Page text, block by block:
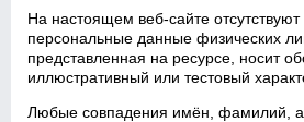
На настоящем веб‑сайте отсутствуют
персональные данные физических
представленная на ресурсе, носит
иллюстративный или тестовый
Любые совпадения имён, фамилий,